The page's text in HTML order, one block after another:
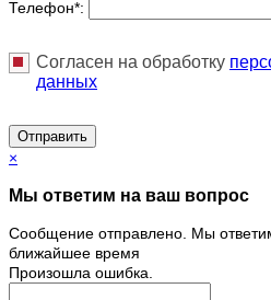
Телефон*:
Согласен на обработку
данных
Отправить
×
Мы ответим на ваш вопрос
Сообщение отправлено. Мы
ближайшее время
Произошла ошибка.